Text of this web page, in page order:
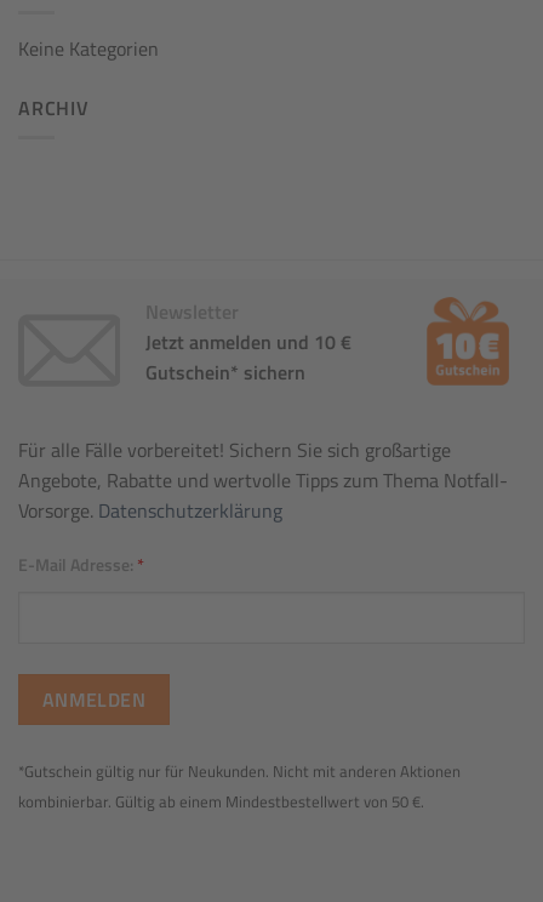
Keine Kategorien
ARCHIV
Newsletter
Jetzt anmelden und 10 €
Gutschein* sichern
Für alle Fälle vorbereitet! Sichern Sie sich großartige
Angebote, Rabatte und wertvolle Tipps zum Thema Notfall-
Vorsorge. Datenschutzerklärung
E-Mail Adresse: *
*Gutschein gültig nur für Neukunden. Nicht mit anderen Aktionen
kombinierbar. Gültig ab einem Mindestbestellwert von 50 €.